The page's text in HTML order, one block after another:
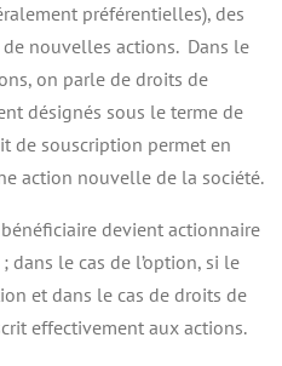
préférentielles), des
nouvelles actions. Dans le
on parle de droits de
désignés sous le terme de
de souscription permet en
action nouvelle de la société.
devient actionnaire
dans le cas de l’option, si le
et dans le cas de droits de
effectivement aux actions.